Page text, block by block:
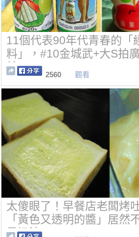
11個代表90年代青春的「
料」，#10金城武+大S拍
片)
2560 觀看
太傻眼了！早餐店老闆烤
「黃色又透明的醬」居然
是奶油！